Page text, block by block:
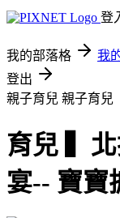
登
我的部落格 我
登出
親子育兒 親子育兒
育兒 ▍北
宴-- 寶寶